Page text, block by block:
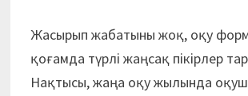
Жасырып жабатыны жоқ, оқу
қоғамда түрлі жаңсақ пікірлер
Нақтысы, жаңа оқу жылында